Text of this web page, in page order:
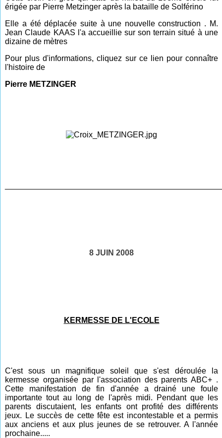
érigée par Pierre Metzinger après la bataille de Solférino
Elle a été déplacée suite à une nouvelle construction . M.
Jean Claude KAAS l'a accueillie sur son terrain situé à une
dizaine de mètres
Pour plus d'informations, cliquez sur ce lien pour connaître
l'histoire de
Pierre METZINGER
8 JUIN 2008
KERMESSE DE L'ECOLE
C'est sous un magnifique soleil que s'est déroulée la
kermesse organisée par l'association des parents ABC+ .
Cette manifestation de fin d'année a drainé une foule
importante tout au long de l'après midi. Pendant que les
parents discutaient, les enfants ont profité des différents
jeux. Le succès de cette fête est incontestable et a permis
aux anciens et aux plus jeunes de se retrouver. A l'année
prochaine.....